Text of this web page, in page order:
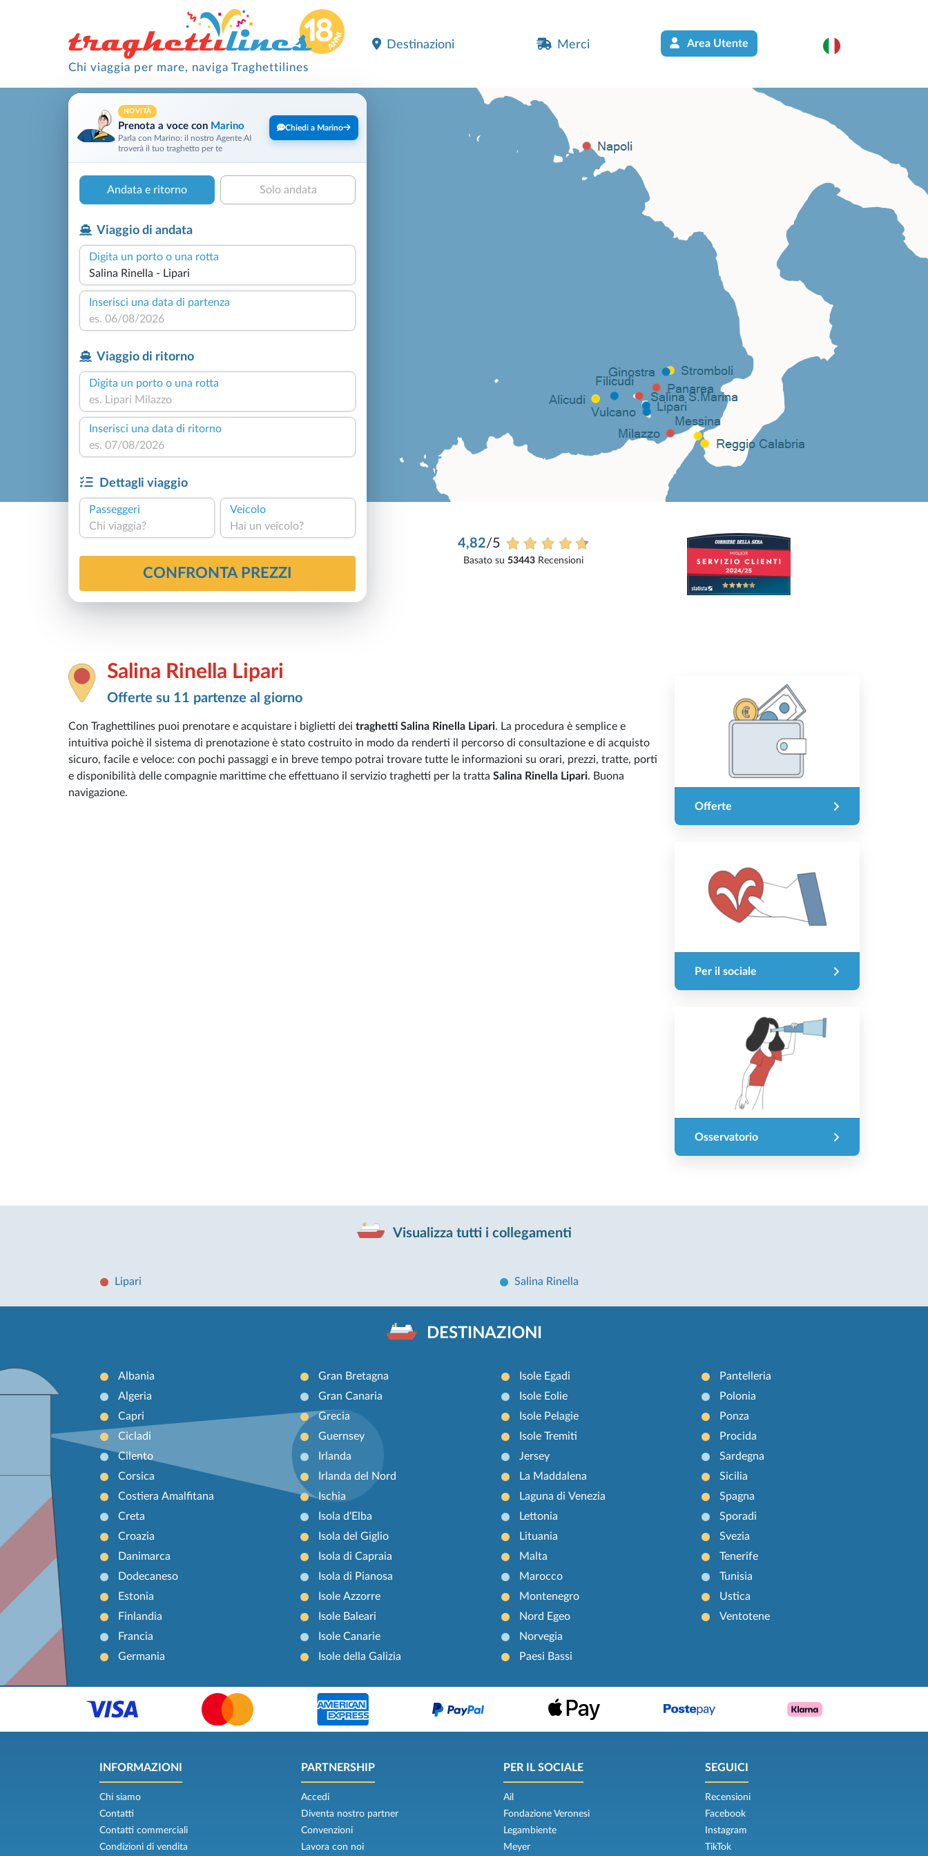
Chi viaggia per mare, naviga Traghettilines
Destinazioni Merci Area Utente
NOVITÀ
Prenota a voce con Marino
Parla con Marino: il nostro Agente AI
troverà il tuo traghetto per te
Chiedi a Marino
Andata e ritorno Solo andata
Viaggio di andata
Digita un porto o una rotta
Inserisci una data di partenza
Viaggio di ritorno
Digita un porto o una rotta
Inserisci una data di ritorno
Dettagli viaggio
Passeggeri
Chi viaggia?
Veicolo
Hai un veicolo?
CONFRONTA PREZZI
4,82/5
Basato su53443 Recensioni
Salina Rinella Lipari
Offerte su 11 partenze al giorno
Con Traghettilines puoi prenotare e acquistare i biglietti dei traghetti Salina Rinella Lipari. La procedura è semplice e
intuitiva poichè il sistema di prenotazione è stato costruito in modo da renderti il percorso di consultazione e di acquisto
sicuro, facile e veloce: con pochi passaggi e in breve tempo potrai trovare tutte le informazioni su orari, prezzi, tratte, porti
e disponibilità delle compagnie marittime che effettuano il servizio traghetti per la tratta Salina Rinella Lipari. Buona
navigazione.
Offerte
Per il sociale
Osservatorio
Visualizza tutti i collegamenti
Lipari Salina Rinella
DESTINAZIONI
Albania
Algeria
Capri
Cicladi
Cilento
Corsica
Costiera Amalfitana
Creta
Croazia
Danimarca
Dodecaneso
Estonia
Finlandia
Francia
Germania
Gran Bretagna
Gran Canaria
Grecia
Guernsey
Irlanda
Irlanda del Nord
Ischia
Isola d'Elba
Isola del Giglio
Isola di Capraia
Isola di Pianosa
Isole Azzorre
Isole Baleari
Isole Canarie
Isole della Galizia
Isole Egadi
Isole Eolie
Isole Pelagie
Isole Tremiti
Jersey
La Maddalena
Laguna di Venezia
Lettonia
Lituania
Malta
Marocco
Montenegro
Nord Egeo
Norvegia
Paesi Bassi
Pantelleria
Polonia
Ponza
Procida
Sardegna
Sicilia
Spagna
Sporadi
Svezia
Tenerife
Tunisia
Ustica
Ventotene
INFORMAZIONI
Chi siamo
Contatti
Contatti commerciali
Condizioni di vendita
PARTNERSHIP
Accedi
Diventa nostro partner
Convenzioni
Lavora con noi
PER IL SOCIALE
Ail
Fondazione Veronesi
Legambiente
Meyer
SEGUICI
Recensioni
Facebook
Instagram
TikTok